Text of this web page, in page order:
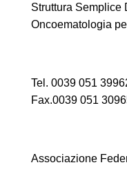
Struttura Semplice
Oncoematologia
Tel. 0039 051
Fax.0039 051
Associazione